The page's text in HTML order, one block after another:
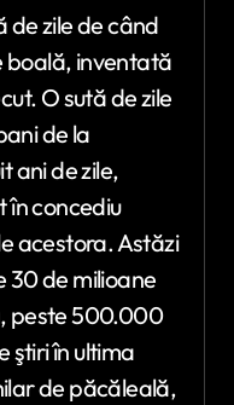
de zile de când
boală, inventată
O sută de zile
de la
ani de zile,
în concediu
acestora. Astăzi
30 de milioane
peste 500.000
ştiri în ultima
de păcăleală,